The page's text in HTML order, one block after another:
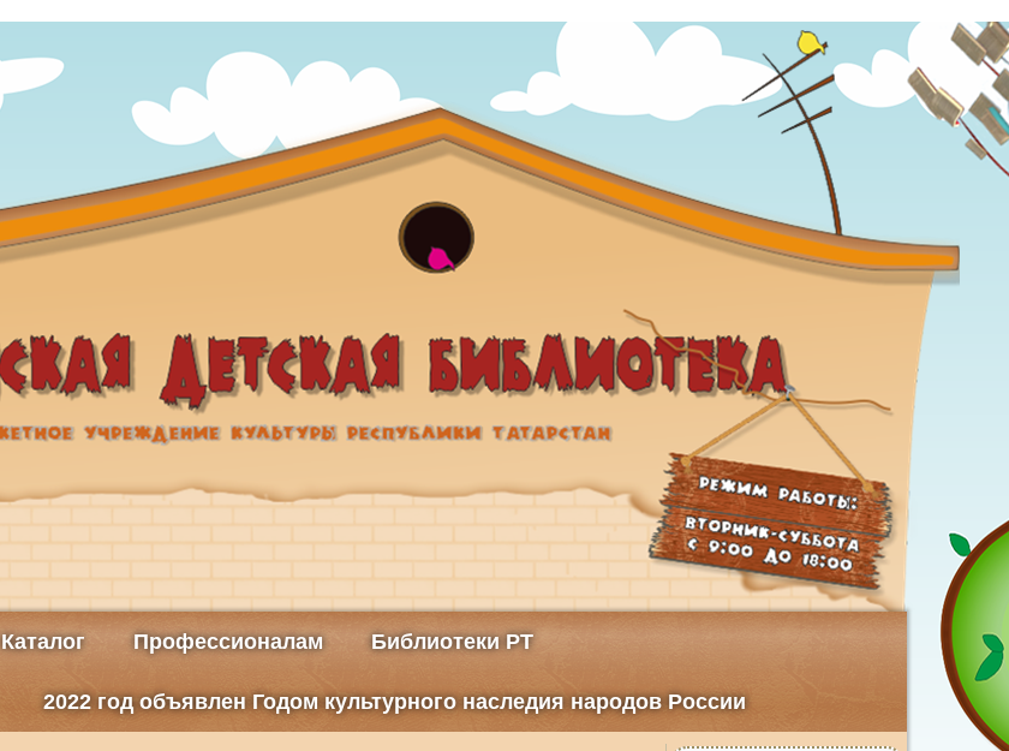
Каталог Профессионалам Библиотеки РТ
2022 год объявлен Годом культурного наследия народов России